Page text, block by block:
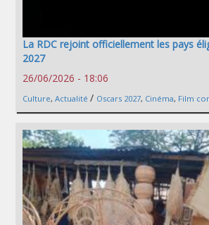
La RDC rejoint officiellement les pays
2027
26/06/2026 - 18:06
Culture, Actualité / Oscars 2027, Cinéma, Film